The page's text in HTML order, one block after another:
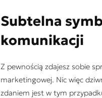
Subtelna
komunikacji
Z pewnością zdajesz sobie
marketingowej. Nic więc
zdaniem jest w tym